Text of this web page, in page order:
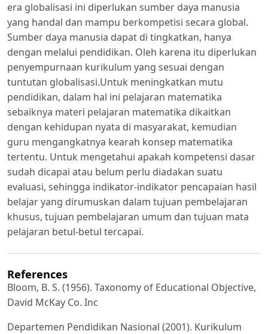
era globalisasi ini diperlukan sumber daya manusia
yang handal dan mampu berkompetisi secara global.
Sumber daya manusia dapat di tingkatkan, hanya
dengan melalui pendidikan. Oleh karena itu diperlukan
penyempurnaan kurikulum yang sesuai dengan
tuntutan globalisasi.Untuk meningkatkan mutu
pendidikan, dalam hal ini pelajaran matematika
sebaiknya materi pelajaran matematika dikaitkan
dengan kehidupan nyata di masyarakat, kemudian
guru mengangkatnya kearah konsep matematika
tertentu. Untuk mengetahui apakah kompetensi dasar
sudah dicapai atau belum perlu diadakan suatu
evaluasi, sehingga indikator-indikator pencapaian hasil
belajar yang dirumuskan dalam tujuan pembelajaran
khusus, tujuan pembelajaran umum dan tujuan mata
pelajaran betul-betul tercapai.
References
Bloom, B. S. (1956). Taxonomy of Educational Objective,
David McKay Co. Inc
Departemen Pendidikan Nasional (2001). Kurikulum